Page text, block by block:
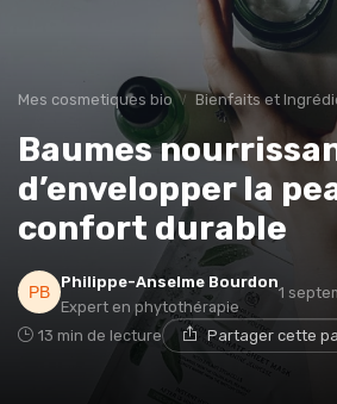
Mes cosmetiques bio Bienfaits et
Baumes
d’envelopper la
confort durable
Philippe-Anselme Bourdon
Expert en phytothérapie
1
13 min de lecture Partager cette